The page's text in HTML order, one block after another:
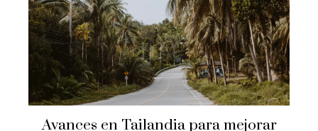
Avances en Tailandia para mejorar